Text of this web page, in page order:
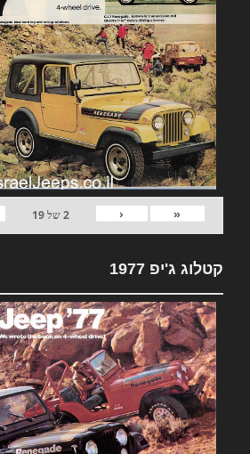
«
‹
2של19
קטלוג ג'יפ 1977